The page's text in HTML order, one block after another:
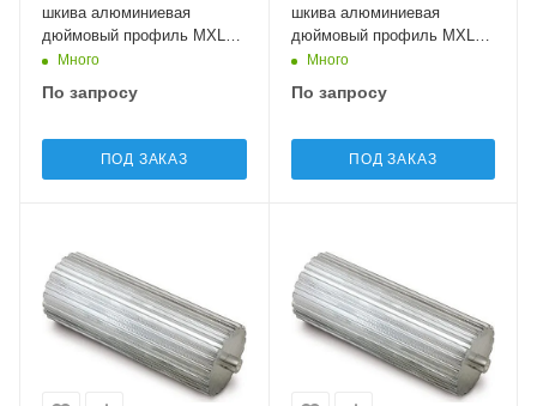
шкива алюминиевая
дюймовый профиль MXL15
SatiМного
По запросу
ПОД ЗАКАЗ
шкива алюминиевая
дюймовый профиль MXL16
SatiМного
По запросу
ПОД ЗАКАЗ